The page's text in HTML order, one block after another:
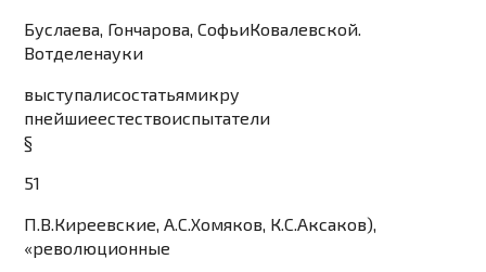
Буслаева, Гончарова,СофьиКовалевской.
Вотделенауки
выступалисостатьямикру
пнейшиеестествоиспытатели
§
51
П.В.Киреевские,А.С.Хомяков, К.С.Аксаков),
«революционные